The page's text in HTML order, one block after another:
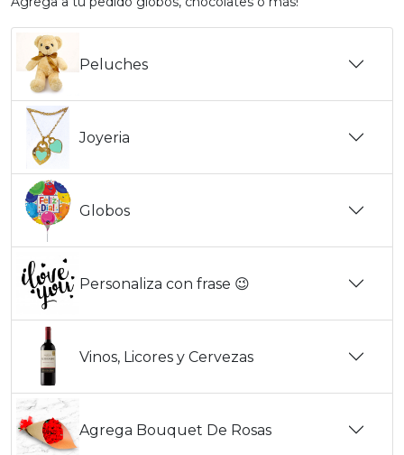
Peluches
Joyeria
Globos
Personaliza con frase 😉
Vinos, Licores y Cervezas
Agrega Bouquet De Rosas